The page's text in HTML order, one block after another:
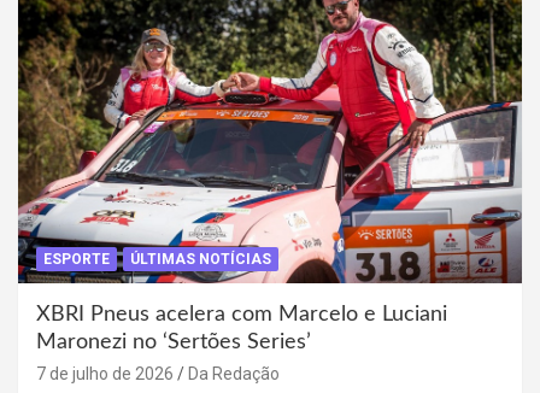
ESPORTE ÚLTIMAS NOTÍCIAS
XBRI Pneus acelera com Marcelo e Luciani
Maronezi no ‘Sertões Series’
7 de julho de 2026 Da Redação